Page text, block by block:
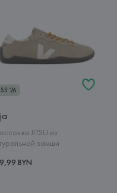
SS'26
JITSU из
замши
BYN